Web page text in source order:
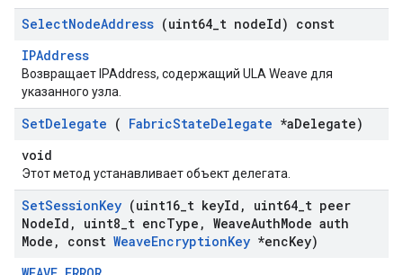
SelectNodeAddress (uint64 t nodeId) const
IPAddress
Возвращает IPAddress, содержащий ULA Weave для
указанного узла.
SetDelegate ( FabricStateDelegate *aDelegate)
void
Этот метод устанавливает объект делегата.
SetSessionKey (uint16 t keyId , uint64 t peer
NodeId , uint8 t encType , WeaveAuthMode auth
Mode , const WeaveEncryptionKey *encKey)